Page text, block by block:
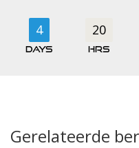
4
days
20
hrs
Gerelateerde